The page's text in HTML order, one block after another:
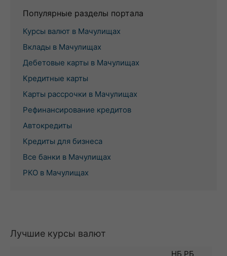
Популярные разделы портала
Курсы валют в Мачулищах
Вклады в Мачулищах
Дебетовые карты в Мачулищах
Кредитные карты
Карты рассрочки в Мачулищах
Рефинансирование кредитов
Автокредиты
Кредиты для бизнеса
Все банки в Мачулищах
РКО в Мачулищах
Лучшие курсы валют
НБ РБ